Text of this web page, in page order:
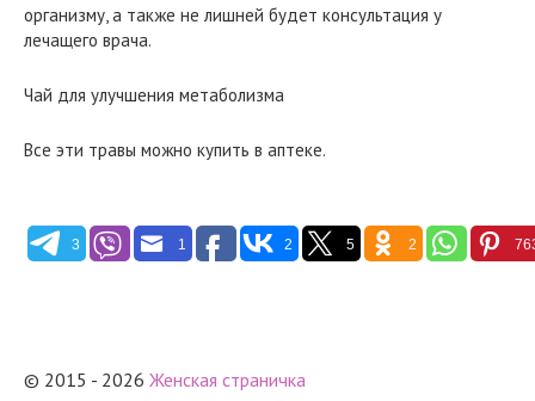
организму, а также не лишней будет консультация у
лечащего врача.
Чай для улучшения метаболизма
Все эти травы можно купить в аптеке.
3 1 2 5 2
© 2015 - 2026 Женская страничка